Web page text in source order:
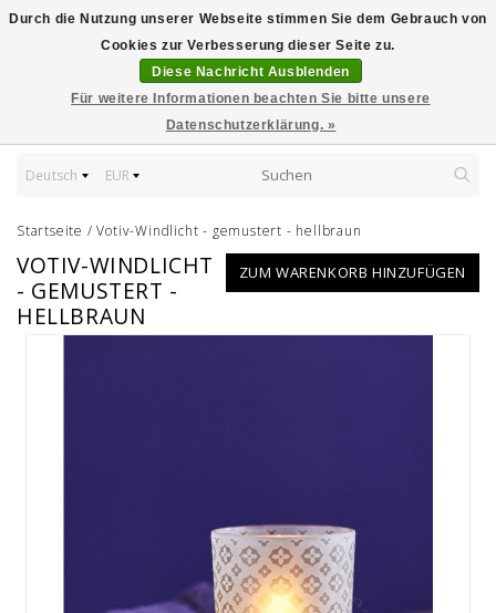
Deutsch EUR
Startseite /Votiv-Windlicht - gemustert - hellbraun
ZUM WARENKORB HINZUFÜGEN
VOTIV-WINDLICHT
- GEMUSTERT -
HELLBRAUN
Durch die Nutzung unserer Webseite stimmen Sie dem Gebrauch von
Cookies zur Verbesserung dieser Seite zu.
Diese Nachricht Ausblenden
Für weitere Informationen beachten Sie bitte unsere
Datenschutzerklärung. »